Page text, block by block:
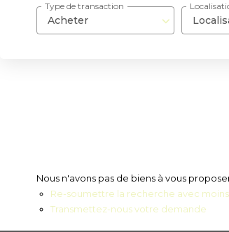
Acheter
Type de transaction
Nous n'avons pas de biens à vous
Re-soumettre la recherche avec
Transmettez-nous votre demande